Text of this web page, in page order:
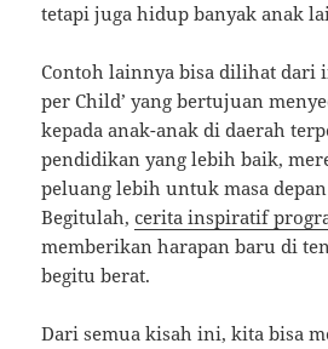
tetapi juga hidup banyak anak
Contoh lainnya bisa dilihat dari
per Child’ yang bertujuan
kepada anak-anak di daerah
pendidikan yang lebih baik,
peluang lebih untuk masa
Begitulah,cerita inspiratif
memberikan harapan baru di
begitu berat.
Dari semua kisah ini, kita bisa